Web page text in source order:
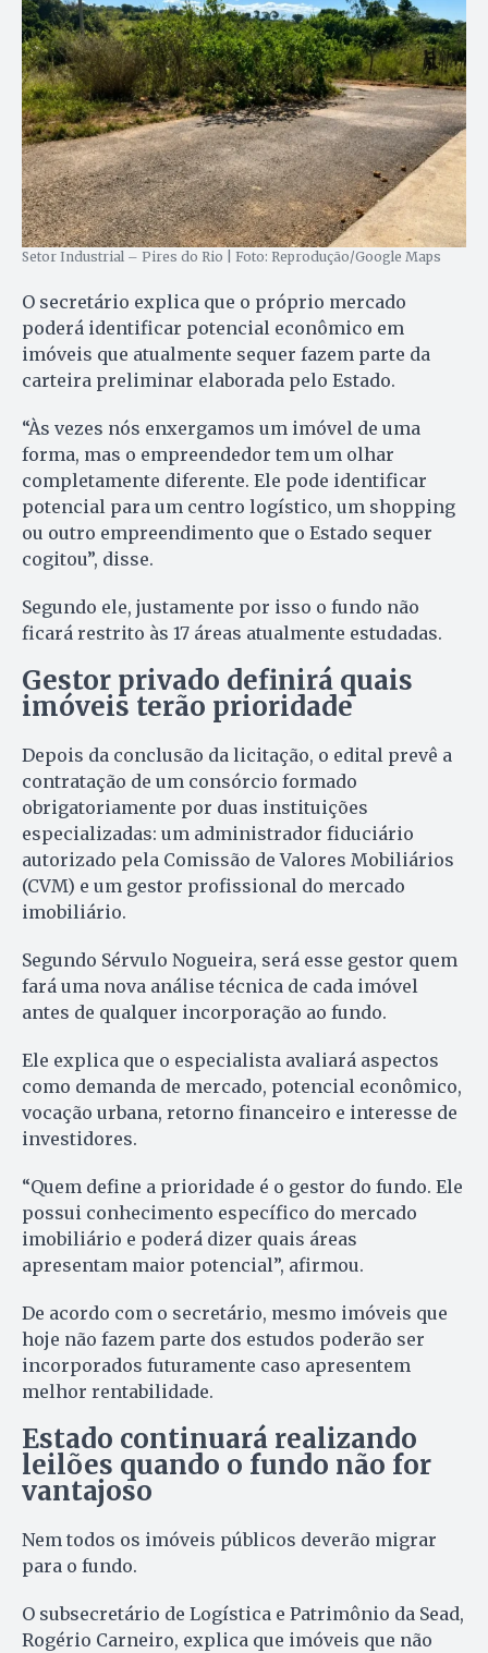
Setor Industrial – Pires do Rio | Foto: Reprodução/Google Maps
O secretário explica que o próprio mercado
poderá identificar potencial econômico em
imóveis que atualmente sequer fazem parte da
carteira preliminar elaborada pelo Estado.
“Às vezes nós enxergamos um imóvel de uma
forma, mas o empreendedor tem um olhar
completamente diferente. Ele pode identificar
potencial para um centro logístico, um shopping
ou outro empreendimento que o Estado sequer
cogitou”, disse.
Segundo ele, justamente por isso o fundo não
ficará restrito às 17 áreas atualmente estudadas.
Gestor privado definirá quais
imóveis terão prioridade
Depois da conclusão da licitação, o edital prevê a
contratação de um consórcio formado
obrigatoriamente por duas instituições
especializadas: um administrador fiduciário
autorizado pela Comissão de Valores Mobiliários
(CVM) e um gestor profissional do mercado
imobiliário.
Segundo Sérvulo Nogueira, será esse gestor quem
fará uma nova análise técnica de cada imóvel
antes de qualquer incorporação ao fundo.
Ele explica que o especialista avaliará aspectos
como demanda de mercado, potencial econômico,
vocação urbana, retorno financeiro e interesse de
investidores.
“Quem define a prioridade é o gestor do fundo. Ele
possui conhecimento específico do mercado
imobiliário e poderá dizer quais áreas
apresentam maior potencial”, afirmou.
De acordo com o secretário, mesmo imóveis que
hoje não fazem parte dos estudos poderão ser
incorporados futuramente caso apresentem
melhor rentabilidade.
Estado continuará realizando
leilões quando o fundo não for
vantajoso
Nem todos os imóveis públicos deverão migrar
para o fundo.
O subsecretário de Logística e Patrimônio da Sead,
Rogério Carneiro, explica que imóveis que não